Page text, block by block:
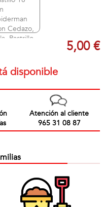
5,00 €
disponible
Atención al cliente
965 31 08 87